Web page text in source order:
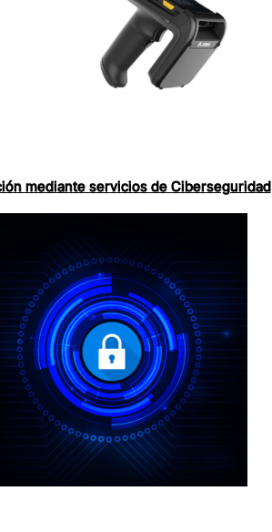
mediante servicios de Ciberseguridad